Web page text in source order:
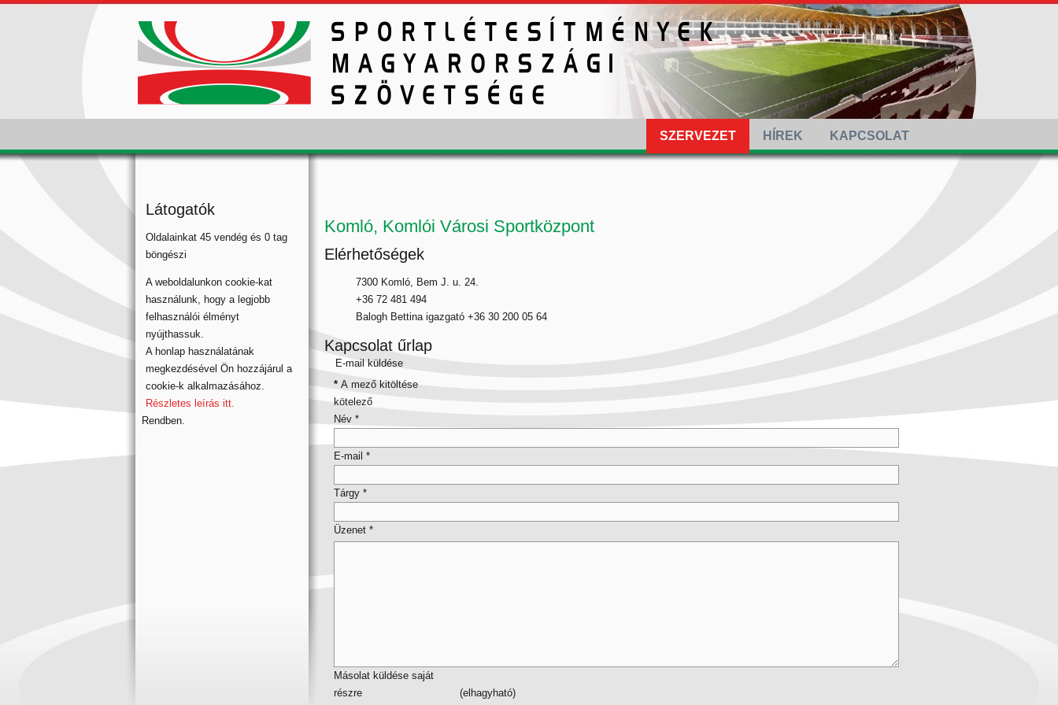
SZERVEZET HÍREK KAPCSOLAT
Látogatók
Oldalainkat 45 vendég és 0 tag
böngészi
A weboldalunkon cookie-kat
használunk, hogy a legjobb
felhasználói élményt
nyújthassuk.
A honlap használatának
megkezdésével Ön hozzájárul a
cookie-k alkalmazásához.
Részletes leírás itt.
Rendben.
Komló, Komlói Városi Sportközpont
Elérhetőségek
7300 Komló, Bem J. u. 24.
+36 72 481 494
Balogh Bettina igazgató +36 30 200 05 64
Kapcsolat űrlap
E-mail küldése
*A mező kitöltése
kötelező
Név*
E-mail *
Tárgy*
Üzenet*
Másolat küldése saját
részre
(elhagyható)